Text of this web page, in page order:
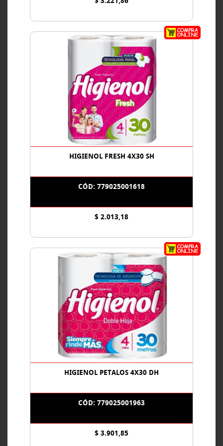
HIGIENOL FRESH 4X30 SH
CÓD: 779025001618
$ 2.013,18
HIGIENOL PETALOS 4X30 DH
CÓD: 779025001963
$ 3.901,85